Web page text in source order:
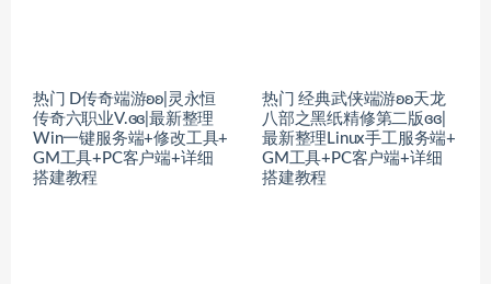
热门 D传奇端游ʚʚ|灵永恒
传奇六职业V.ɞɞ|最新整理
Win一键服务端+修改工具+
GM工具+PC客户端+详细
搭建教程
热门 经典武侠端游ʚʚ天龙
八部之黑纸精修第二版ɞɞ|
最新整理Linux手工服务端+
GM工具+PC客户端+详细
搭建教程